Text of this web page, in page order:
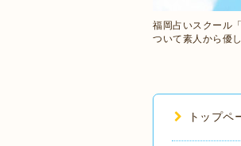
福岡占いスクール
ついて素人から優
トップペ